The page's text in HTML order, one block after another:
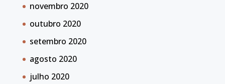
novembro 2020
outubro 2020
setembro 2020
agosto 2020
julho 2020